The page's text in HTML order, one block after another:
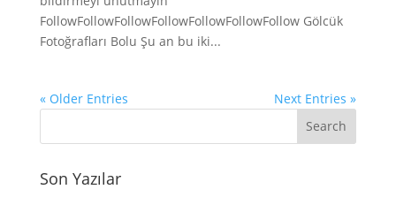
FollowFollowFollowFollowFollowFollowFollow Gölcük
Fotoğrafları Bolu Şu an bu iki...
« Older Entries Next Entries »
Son Yazılar